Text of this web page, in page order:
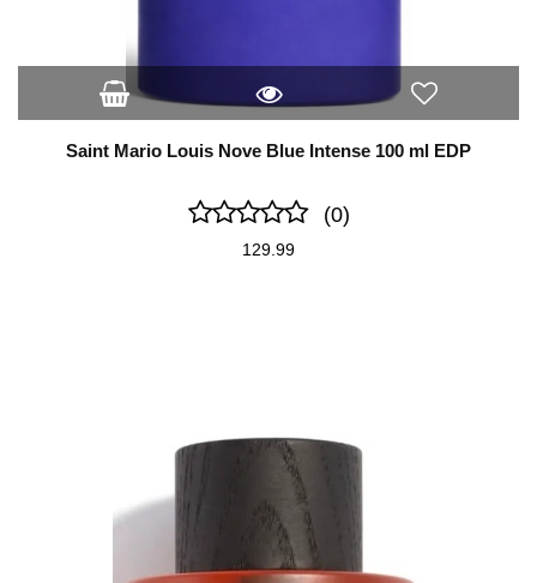
Saint Mario Louis Nove Blue Intense 100 ml EDP
(0)
129.99